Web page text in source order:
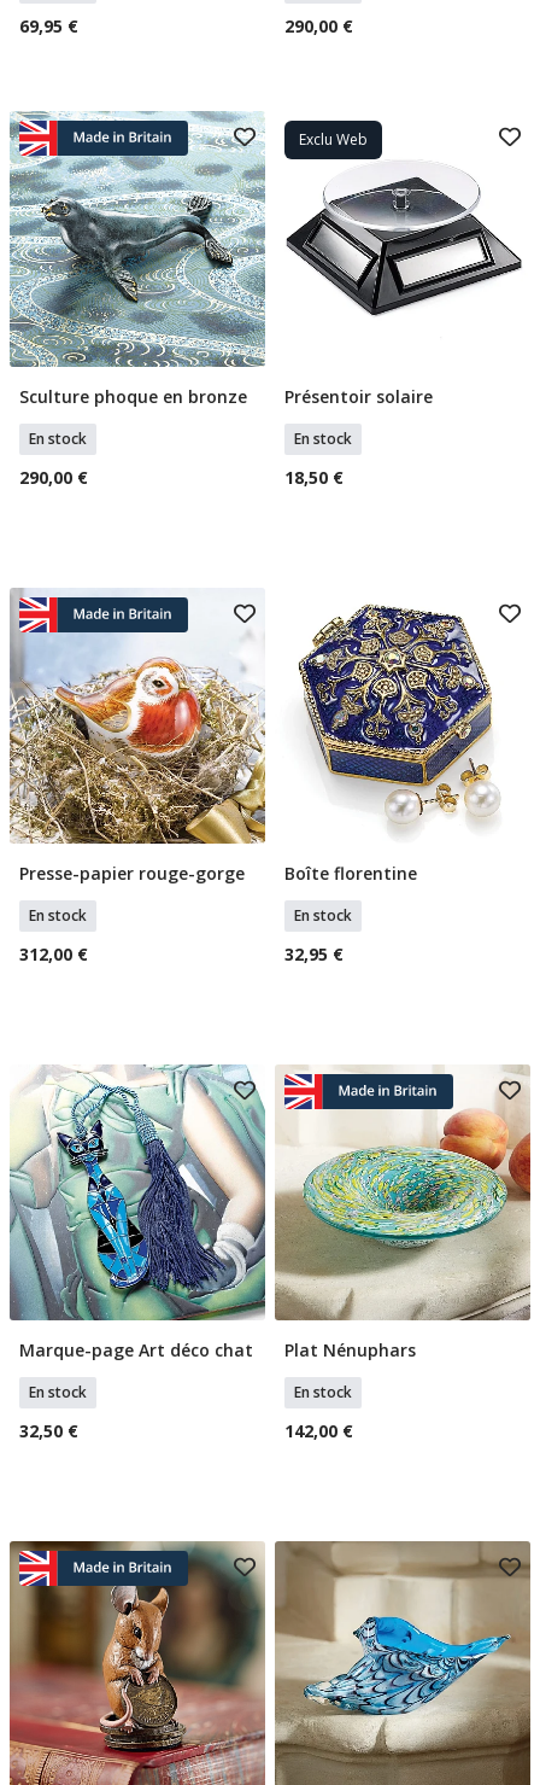
69,95 € 290,00 €
Ajouter Au Panier
Sculture phoque en bronze
En stock
290,00 €
Exclu Web
Ajouter Au Panier
Présentoir solaire
En stock
18,50 €
Ajouter Au Panier
Presse-papier rouge-gorge
En stock
312,00 €
Ajouter Au Panier
Boîte florentine
En stock
32,95 €
Ajouter Au Panier
Marque-page Art déco chat
En stock
32,50 €
Ajouter Au Panier
Plat Nénuphars
En stock
142,00 €